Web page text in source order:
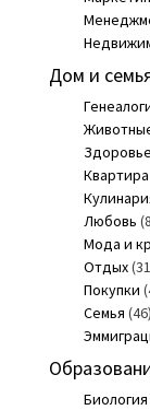
Дом и
Здоровье
Любовь
Мода и
Отдых
Покупки
Семья (46)
Биология